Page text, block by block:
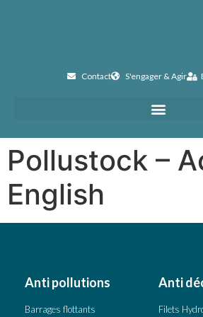
Contact S'engager & Agir
Pollustock –
English
Anti pollutions
Barrages flottants
Anti
Filets